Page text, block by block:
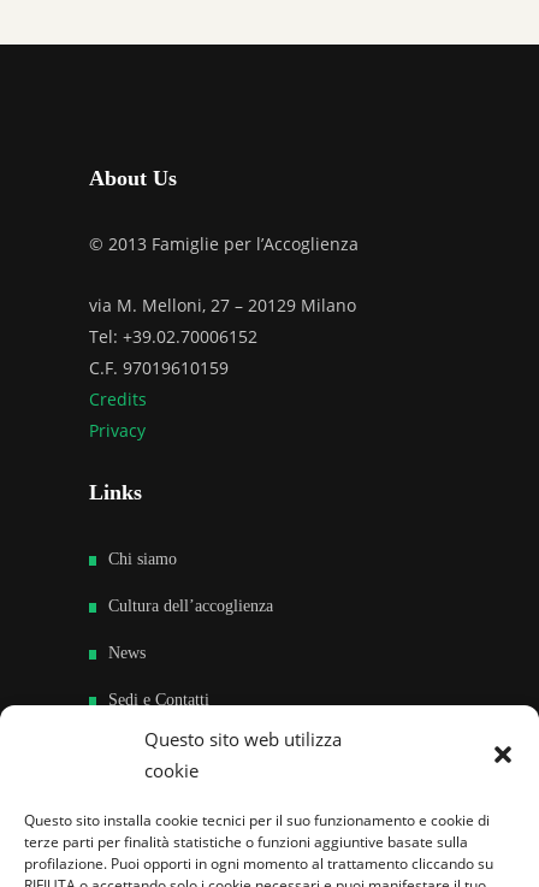
Questo sito web utilizza
cookie
Questo sito installa cookie tecnici per il suo funzionamento e cookie di
terze parti per finalità statistiche o funzioni aggiuntive basate sulla
profilazione. Puoi opporti in ogni momento al trattamento cliccando su
About Us
© 2013 Famiglie per l’Accoglienza
via M. Melloni, 27 – 20129 Milano
Tel: +39.02.70006152
C.F. 97019610159
Credits
Privacy
Links
Chi siamo
Cultura dell’accoglienza
News
Sedi e Contatti
Sostieni
Famiglie per l’accoglienza nel mondo